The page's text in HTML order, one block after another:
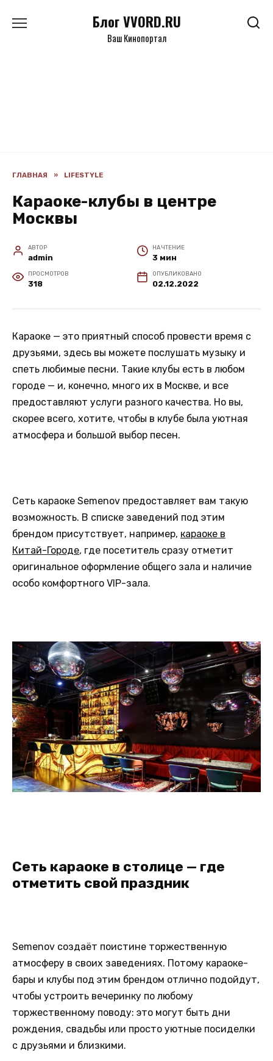
Блог VVORD.RU
Ваш Кинопортал
ГЛАВНАЯ » LIFESTYLE
Караоке-клубы в центре
Москвы
АВТОР
admin
НА ЧТЕНИЕ
3 мин
ПРОСМОТРОВ
318
ОПУБЛИКОВАНО
02.12.2022
Караоке — это приятный способ провести время с
друзьями, здесь вы можете послушать музыку и
спеть любимые песни. Такие клубы есть в любом
городе — и, конечно, много их в Москве, и все
предоставляют услуги разного качества. Но вы,
скорее всего, хотите, чтобы в клубе была уютная
атмосфера и большой выбор песен.
Сеть караоке Semenov предоставляет вам такую
возможность. В списке заведений под этим
брендом присутствует, например, караоке в
Китай-Городе, где посетитель сразу отметит
оригинальное оформление общего зала и наличие
особо комфортного VIP-зала.
Сеть караоке в столице — где
отметить свой праздник
Semenov создаёт поистине торжественную
атмосферу в своих заведениях. Потому караоке-
бары и клубы под этим брендом отлично подойдут,
чтобы устроить вечеринку по любому
торжественному поводу: это могут быть дни
рождения, свадьбы или просто уютные посиделки
с друзьями и близкими.